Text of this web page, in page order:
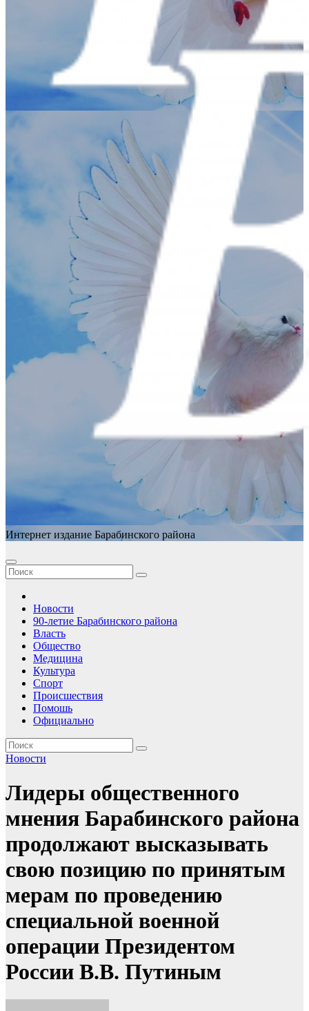
Интернет издание Барабинского района
Новости
90-летие Барабинского района
Власть
Общество
Медицина
Культура
Спорт
Происшествия
Помошь
Официально
Новости
Лидеры общественного
мнения Барабинского района
продолжают высказывать
свою позицию по принятым
мерам по проведению
специальной военной
операции Президентом
России В.В. Путиным